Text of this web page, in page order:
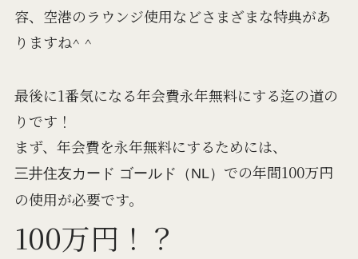
容、空港のラウンジ使用などさまざまな特典があ
りますね^ ^
最後に1番気になる年会費永年無料にする迄の道の
りです！
まず、年会費を永年無料にするためには、
三井住友カード ゴールド（NL） での年間100万円
の使用が必要です。
100万円！？